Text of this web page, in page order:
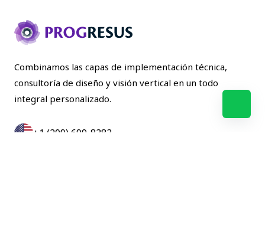
Combinamos las capas de implementación técnica,
consultoría de diseño y visión vertical en un todo
integral personalizado.
+1 (209) 699-8383